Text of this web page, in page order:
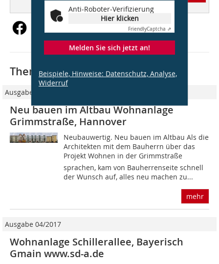
Anti-Roboter-Verifizierung
Hier klicken
FriendlyCaptcha ⇗
Melden Sie sich jetzt an!
Beispiele, Hinweise: Datenschutz, Analyse,
Widerruf
Thematisch passende Artikel:
Ausgabe 10/2015
Neu bauen im Altbau Wohnanlage
Grimmstraße, Hannover
Neubauwertig. Neu bauen im Altbau Als die
Architekten mit dem Bauherrn über das
Projekt Wohnen in der Grimmstraße
sprachen, kam von Bauherrenseite schnell
der Wunsch auf, alles neu machen zu...
mehr
Ausgabe 04/2017
Wohnanlage Schillerallee, Bayerisch
Gmain www.sd-a.de